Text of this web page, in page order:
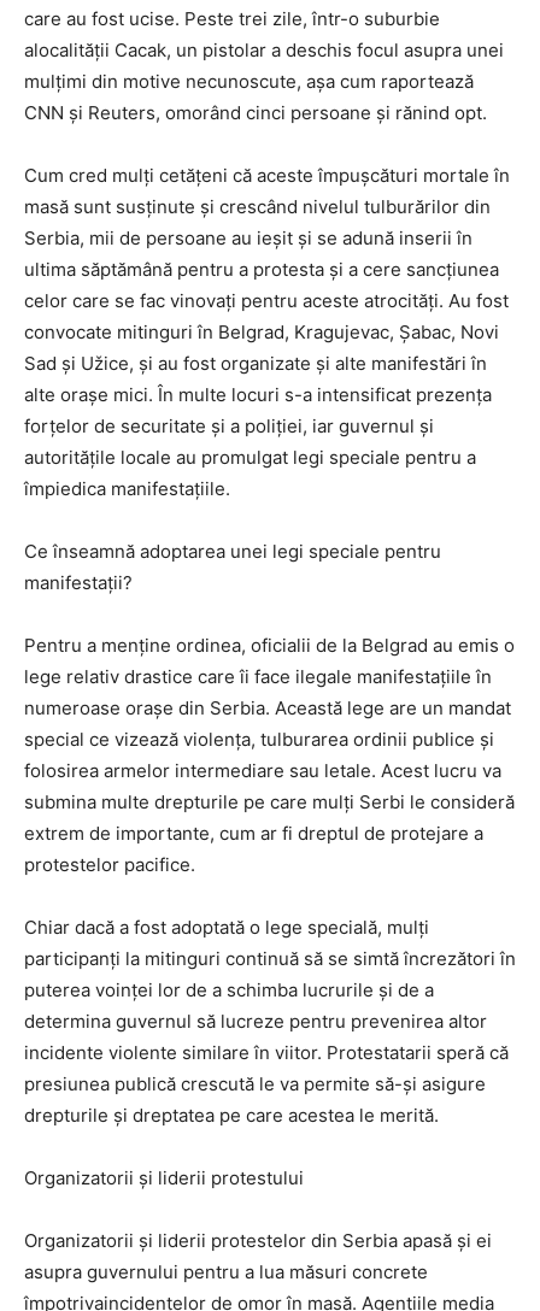
care au fost ucise. Peste trei zile, într-o suburbie
alocalității Cacak, un pistolar a deschis focul asupra unei
mulțimi din motive necunoscute, așa cum raportează
CNN și Reuters, omorând cinci persoane și rănind opt.
Cum cred mulți cetățeni că aceste împușcături mortale în
masă sunt susținute și crescând nivelul tulburărilor din
Serbia, mii de persoane au ieșit și se adună inserii în
ultima săptămână pentru a protesta și a cere sancțiunea
celor care se fac vinovați pentru aceste atrocități. Au fost
convocate mitinguri în Belgrad, Kragujevac, Șabac, Novi
Sad și Užice, și au fost organizate și alte manifestări în
alte orașe mici. În multe locuri s-a intensificat prezența
forțelor de securitate și a poliției, iar guvernul și
autoritățile locale au promulgat legi speciale pentru a
împiedica manifestațiile.
Ce înseamnă adoptarea unei legi speciale pentru
manifestații?
Pentru a menține ordinea, oficialii de la Belgrad au emis o
lege relativ drastice care îi face ilegale manifestațiile în
numeroase orașe din Serbia. Această lege are un mandat
special ce vizează violența, tulburarea ordinii publice și
folosirea armelor intermediare sau letale. Acest lucru va
submina multe drepturile pe care mulți Serbi le consideră
extrem de importante, cum ar fi dreptul de protejare a
protestelor pacifice.
Chiar dacă a fost adoptată o lege specială, mulți
participanți la mitinguri continuă să se simtă încrezători în
puterea voinței lor de a schimba lucrurile și de a
determina guvernul să lucreze pentru prevenirea altor
incidente violente similare în viitor. Protestatarii speră că
presiunea publică crescută le va permite să-și asigure
drepturile și dreptatea pe care acestea le merită.
Organizatorii și liderii protestului
Organizatorii și liderii protestelor din Serbia apasă și ei
asupra guvernului pentru a lua măsuri concrete
împotrivaincidențelor de omor în masă. Agențiile media